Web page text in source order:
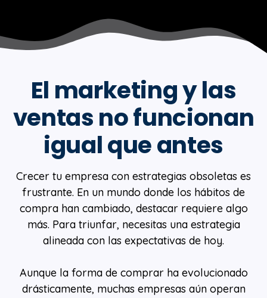
El marketing y las
ventas no funcionan
igual que antes
Crecer tu empresa con estrategias obsoletas es
frustrante. En un mundo donde los hábitos de
compra han cambiado, destacar requiere algo
más. Para triunfar, necesitas una estrategia
alineada con las expectativas de hoy.
Aunque la forma de comprar ha evolucionado
drásticamente, muchas empresas aún operan